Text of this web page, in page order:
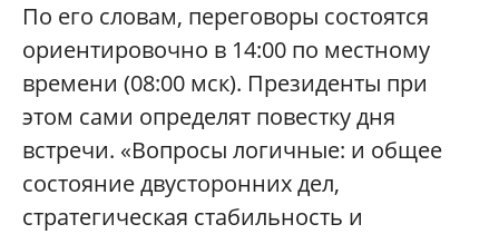
По его словам, переговоры состоятся
ориентировочно в 14:00 по местному
времени (08:00 мск). Президенты при
этом сами определят повестку дня
встречи. «Вопросы логичные: и общее
состояние двусторонних дел,
стратегическая стабильность и